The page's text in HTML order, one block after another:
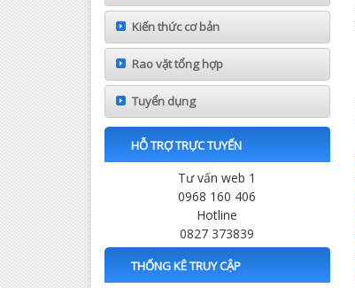
Kiến thức cơ bản
Rao vặt tổng hợp
Tuyển dụng
HỖ TRỢ TRỰC TUYẾN
Tư vấn web 1
0968 160 406
Hotline
0827 373839
THỐNG KÊ TRUY CẬP